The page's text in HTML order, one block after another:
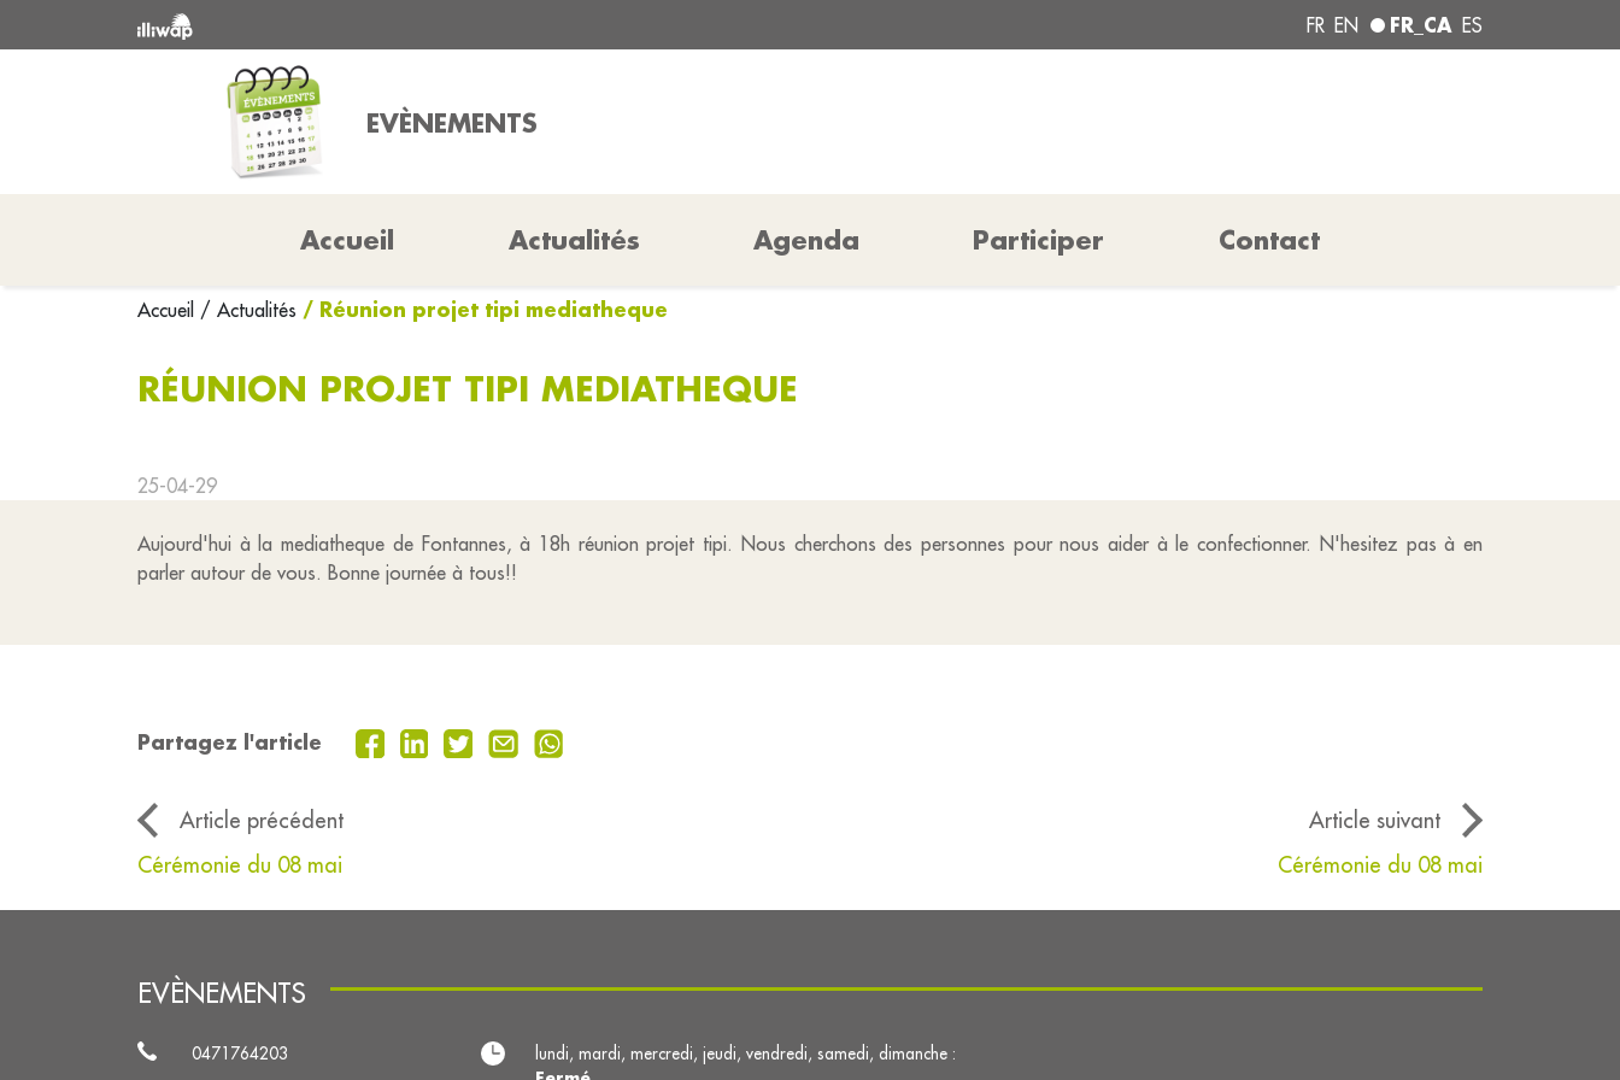
FR EN FR_CA ES
EVÈNEMENTS
Accueil Actualités Agenda Participer Contact
Accueil / Actualités / Réunion projet tipi mediatheque
RÉUNION PROJET TIPI MEDIATHEQUE
25-04-29
Aujourd'hui à la mediatheque de Fontannes, à 18h réunion projet tipi. Nous cherchons des personnes pour nous aider à le confectionner. N'hesitez pas à en
parler autour de vous. Bonne journée à tous!!
Partagez l'article
Article précédent
Article suivant
Cérémonie du 08 mai
Cérémonie du 08 mai
EVÈNEMENTS
0471764203
lundi, mardi, mercredi, jeudi, vendredi, samedi, dimanche :